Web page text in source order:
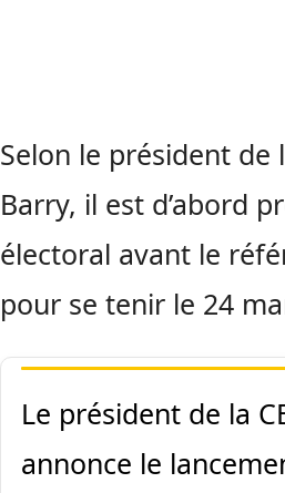
Selon le président de
Barry, il est d’abord
électoral avant le
pour se tenir le 24
Le président de la
annonce le